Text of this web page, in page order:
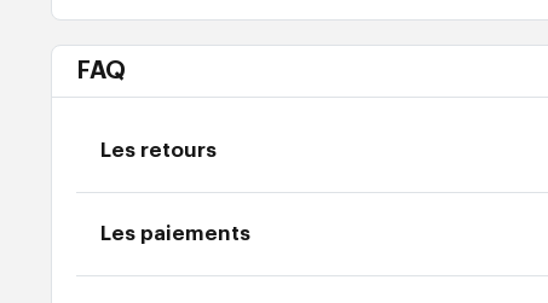
FAQ
Les retours
Les paiements